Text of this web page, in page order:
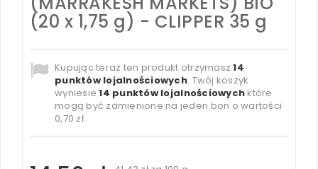
(20 x 1,75 g) - CLIPPER 35 g
Kupując teraz ten produkt otrzymasz14
punktów lojalnościowych. Twój koszyk
wyniesie14 punktów lojalnościowych które
mogą być zamienione na jeden bon o wartości
0,70 zł.